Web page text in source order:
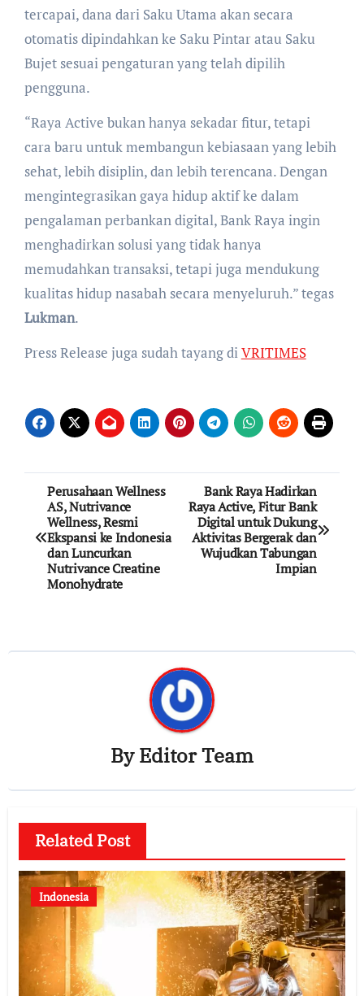
tercapai, dana dari Saku Utama akan secara
otomatis dipindahkan ke Saku Pintar atau Saku
Bujet sesuai pengaturan yang telah dipilih
pengguna.
“Raya Active bukan hanya sekadar fitur, tetapi
cara baru untuk membangun kebiasaan yang lebih
sehat, lebih disiplin, dan lebih terencana. Dengan
mengintegrasikan gaya hidup aktif ke dalam
pengalaman perbankan digital, Bank Raya ingin
menghadirkan solusi yang tidak hanya
memudahkan transaksi, tetapi juga mendukung
kualitas hidup nasabah secara menyeluruh.” tegas
Lukman.
Press Release juga sudah tayang diVRITIMES
Post
navigation
Perusahaan Wellness
AS, Nutrivance
Wellness, Resmi
Ekspansi ke Indonesia
dan Luncurkan
Nutrivance Creatine
Monohydrate
Bank Raya Hadirkan
Raya Active, Fitur Bank
Digital untuk Dukung
Aktivitas Bergerak dan
Wujudkan Tabungan
Impian
ByEditor Team
Related Post
Indonesia